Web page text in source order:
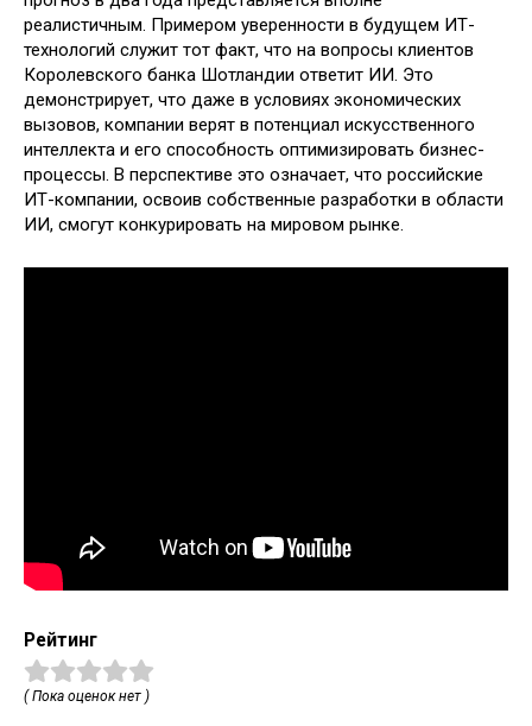
реалистичным. Примером уверенности в будущем ИТ-
технологий служит тот факт, что на вопросы клиентов
Королевского банка Шотландии ответит ИИ. Это
демонстрирует, что даже в условиях экономических
вызовов, компании верят в потенциал искусственного
интеллекта и его способность оптимизировать бизнес-
процессы. В перспективе это означает, что российские
ИТ-компании, освоив собственные разработки в области
ИИ, смогут конкурировать на мировом рынке.
Рейтинг
( Пока оценок нет )